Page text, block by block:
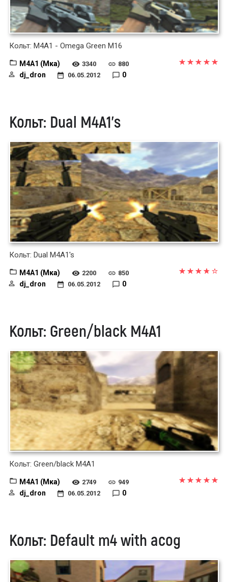
Кольт: M4A1 - Omega Green M16
M4A1 (Мка) 3340 880
dj_dron 06.05.2012 0
Кольт: Dual M4A1's
Кольт: Dual M4A1's
M4A1 (Мка) 2200 850
dj_dron 06.05.2012 0
Кольт: Green/black M4A1
Кольт: Green/black M4A1
M4A1 (Мка) 2749 949
dj_dron 06.05.2012 0
Кольт: Default m4 with acog